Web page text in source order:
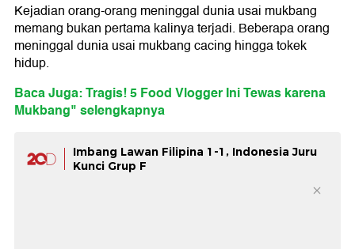
Kejadian orang-orang meninggal dunia usai mukbang
memang bukan pertama kalinya terjadi. Beberapa orang
meninggal dunia usai mukbang cacing hingga tokek
hidup.
Baca Juga: Tragis! 5 Food Vlogger Ini Tewas karena
Mukbang" selengkapnya
Imbang Lawan Filipina 1-1, Indonesia Juru
Kunci Grup F